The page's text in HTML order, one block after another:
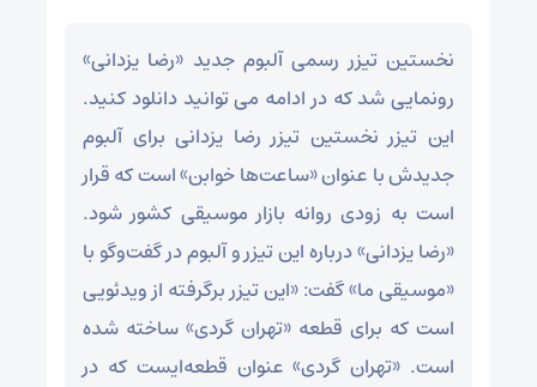
نخستین تیزر رسمی آلبوم جدید «رضا یزدانی»
رونمایی شد که در ادامه می توانید دانلود کنید.
این تیزر نخستین تیزر رضا یزدانی برای آلبوم
جدیدش با عنوان «ساعت‌ها خوابن» است که قرار
است به زودی روانه بازار موسیقی کشور شود.
«رضا یزدانی» درباره این تیزر و آلبوم در گفت‌وگو با
«موسیقی ما» گفت: «این تیزر برگرفته از ویدئویی
است که برای قطعه «تهران گردی» ساخته شده
است. «تهران گردی» عنوان قطعه‌ایست که در